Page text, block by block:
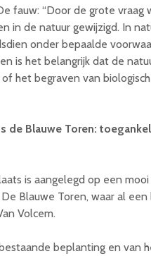
fauw: “Door de grote
in de natuur gewijzigd. In
onder bepaalde
is het belangrijk dat de
het begraven van
de Blauwe Toren:
is aangelegd op een
Blauwe Toren, waar al een
Volcem.
beplanting en van